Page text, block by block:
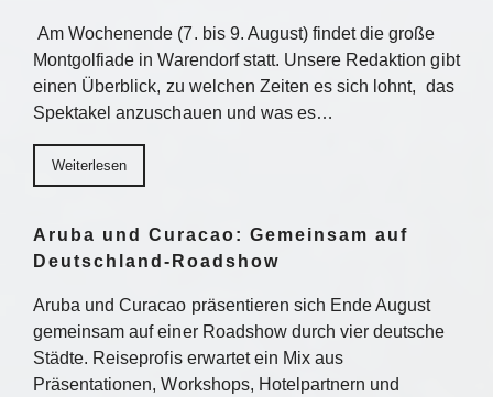
Am Wochenende (7. bis 9. August) findet die große
Montgolfiade in Warendorf statt. Unsere Redaktion gibt
einen Überblick, zu welchen Zeiten es sich lohnt, das
Spektakel anzuschauen und was es…
Weiterlesen
Aruba und Curacao: Gemeinsam auf
Deutschland-Roadshow
Aruba und Curacao präsentieren sich Ende August
gemeinsam auf einer Roadshow durch vier deutsche
Städte. Reiseprofis erwartet ein Mix aus
Präsentationen, Workshops, Hotelpartnern und